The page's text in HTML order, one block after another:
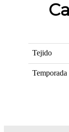
Tejido
Temporada